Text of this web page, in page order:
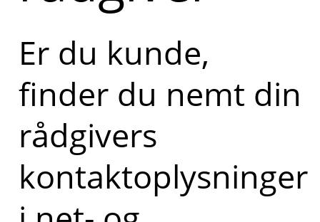
Er du kunde,
finder du nemt din
rådgivers
kontaktoplysninger